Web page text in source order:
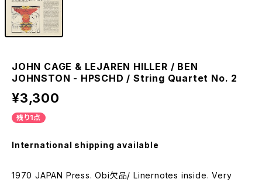
JOHN CAGE & LEJAREN HILLER / BEN
JOHNSTON - HPSCHD / String Quartet No. 2
¥3,300
残り1点
International shipping available
1970 JAPAN Press. Obi欠品/ Linernotes inside. Very